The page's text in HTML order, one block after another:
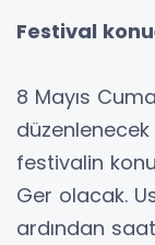
Festival
8 Mayıs
düzenlenecek
festivalin
Ger olacak.
ardından